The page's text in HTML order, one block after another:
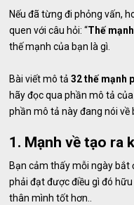
Nếu đã từng đi phỏng vấn,
quen với câu hỏi: “Thế
thế mạnh của bạn là gì.
Bài viết mô tả32 thế mạnh
hãy đọc qua phần mô tả
phần mô tả này đang nói về
1. Mạnh về tạo ra
Bạn cảm thấy mỗi ngày bắt
phải đạt được điều gì đó
thân mình tốt hơn..